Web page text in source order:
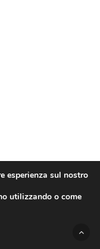
esperienza sul nostro
utilizzando o come